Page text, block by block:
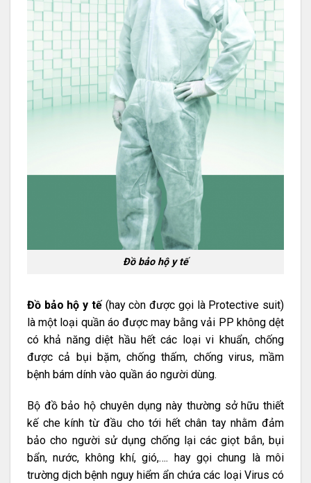
Đồ bảo hộ y tế
Đồ bảo hộ y tế(hay còn được gọi là Protective suit)
là một loại quần áo được may bằng vải PP không dệt
có khả năng diệt hầu hết các loại vi khuẩn, chống
được cả bụi bặm, chống thấm, chống virus, mầm
bệnh bám dính vào quần áo người dùng.
Bộ đồ bảo hộ chuyên dụng này thường sở hữu thiết
kế che kính từ đầu cho tới hết chân tay nhằm đảm
bảo cho người sử dụng chống lại các giọt bắn, bụi
bẩn, nước, không khí, gió,…. hay gọi chung là môi
trường dịch bệnh nguy hiểm ẩn chứa các loại Virus có